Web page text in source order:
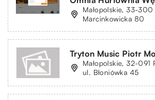
Małopolskie, 33-300
Marcinkowicka 80
Tryton Music Piotr
Małopolskie, 32-091
ul. Błoniówka 45